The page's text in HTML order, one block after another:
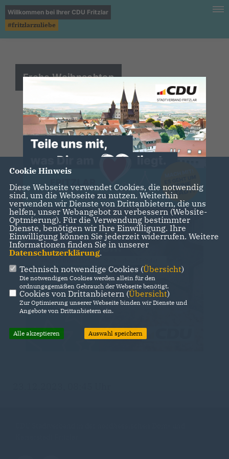
Willkommen bei Ihrer CDU Fritzlar
#fritzlarzuliebe
Frohe Weihnachten
Wir wünschen Ihnen allen ein
gesegnetes und friedvolles
Weihnachtsfest
Cookie Hinweis
Diese Webseite verwendet Cookies, die notwendig
sind, um die Webseite zu nutzen. Weiterhin
verwenden wir Dienste von Drittanbietern, die uns
helfen, unser Webangebot zu verbessern (Website-
Optmierung). Für die Verwendung bestimmter
Dienste, benötigen wir Ihre Einwilligung. Ihre
Einwilligung können Sie jederzeit widerrufen. Weitere
Informationen finden Sie in unserer
Datenschutzerklärung.
Technisch notwendige Cookies (Übersicht)
Die notwendigen Cookies werden allein für den
ordnungsgemäßen Gebrauch der Webseite benötigt.
Cookies von Drittanbietern (Übersicht)
Zur Optimierung unserer Webseite binden wir Dienste und
Angebote von Drittanbietern ein.
Alle akzeptieren Auswahl speichern